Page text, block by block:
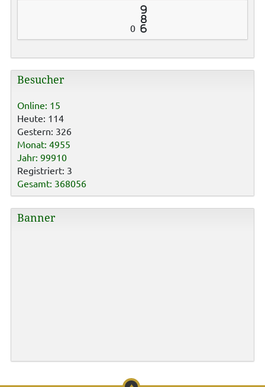
0
9
8
6
Besucher
Online: 15
Heute: 114
Gestern: 326
Monat: 4955
Jahr: 99910
Registriert: 3
Gesamt: 368056
Banner